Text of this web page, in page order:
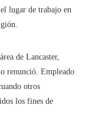
lugar de trabajo en
de Lancaster,
renunció. Empleado
otros
los fines de